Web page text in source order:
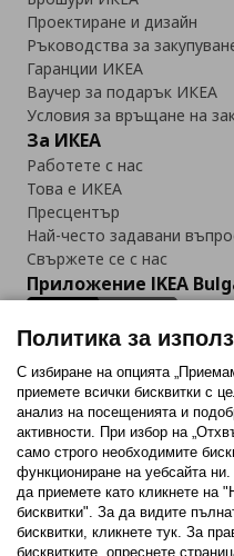
Проектиране и дизайн
Ръководства за
Гаранции ИКЕА
Ваучер за подарък ИКЕА
Условия за връщане на
За ИКЕА
Работете с нас
Това е ИКЕА
Пресцентър
Най-често задавани
Свържете се с нас
Приложение IKEA
Последвайте ни:
FacebookTwitterYoutube
Политика за
С избиране на опцията
приемете всички бисквитки с
анализ на посещенията и
активности. При избор на
само строго необходимитe
функциониране на уебсайта
да приемете като кликнете на
бисквитки". За да видите
бисквитки, кликнете тук. За
бисквитките, опреснете